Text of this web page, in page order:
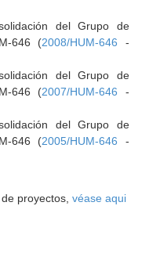
del Grupo de
646 (2008/HUM-646 -
del Grupo de
646 (2007/HUM-646 -
del Grupo de
646 (2005/HUM-646 -
proyectos, véase aqui